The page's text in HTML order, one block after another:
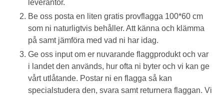
leverantör.
Be oss posta en liten gratis provflagga 100*60 cm
som ni naturligtvis behåller. Att känna och klämma
på samt jämföra med vad ni har idag.
Ge oss input om er nuvarande flaggprodukt och var
i landet den används, hur ofta ni byter och vi kan ge
vårt utlåtande. Postar ni en flagga så kan
specialstudera den, svara samt returnera flaggan. Vi